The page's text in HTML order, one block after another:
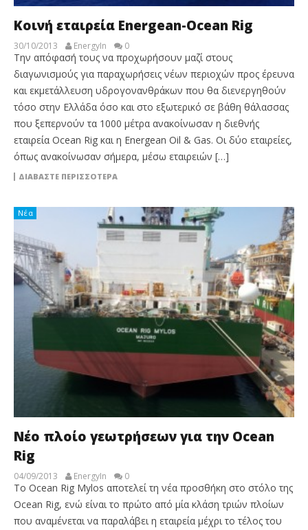
Κοινή εταιρεία Energean-Ocean Rig
30/10/2013 EnergyIn 0
Την απόφασή τους να προχωρήσουν μαζί στους
διαγωνισμούς για παραχωρήσεις νέων περιοχών προς έρευνα
και εκμετάλλευση υδρογονανθράκων που θα διενεργηθούν
τόσο στην Ελλάδα όσο και στο εξωτερικό σε βάθη θάλασσας
που ξεπερνούν τα 1000 μέτρα ανακοίνωσαν η διεθνής
εταιρεία Ocean Rig και η Energean Oil & Gas. Οι δύο εταιρείες,
όπως ανακοίνωσαν σήμερα, μέσω εταιρειών […]
ΔΙΑΒΆΣΤΕ ΠΕΡΙΣΣΌΤΕΡΑ
Νέα
Νέο πλοίο γεωτρήσεων για την Ocean
Rig
04/09/2013 EnergyIn 0
Το Ocean Rig Mylos αποτελεί τη νέα προσθήκη στο στόλο της
Ocean Rig, ενώ είναι το πρώτο από μία κλάση τριών πλοίων
που αναμένεται να παραλάβει η εταιρεία μέχρι το τέλος του